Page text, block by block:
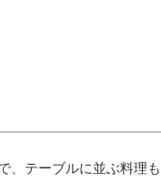
テーブルに並ぶ料理も